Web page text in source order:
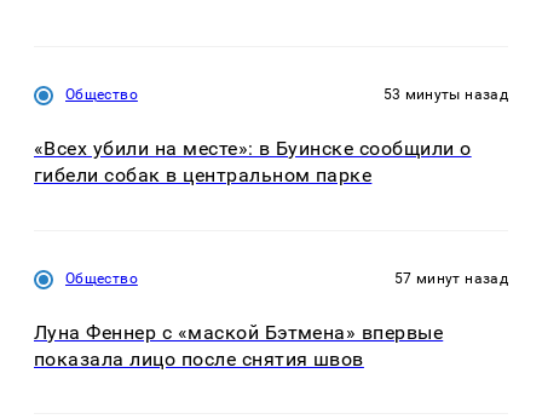
Общество 53 минуты назад
«Всех убили на месте»: в Буинске сообщили о
гибели собак в центральном парке
Общество 57 минут назад
Луна Феннер с «маской Бэтмена» впервые
показала лицо после снятия швов